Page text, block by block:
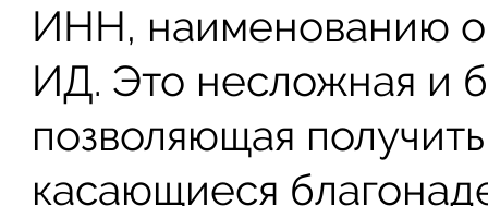
ИНН, наименованию
ИД. Это несложная и
позволяющая
касающиеся